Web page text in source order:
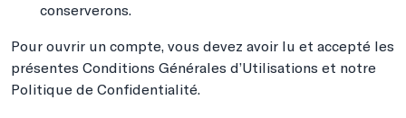
conserverons.
Pour ouvrir un compte, vous devez avoir lu et accepté les
présentes Conditions Générales d’Utilisations et notre
Politique de Confidentialité.